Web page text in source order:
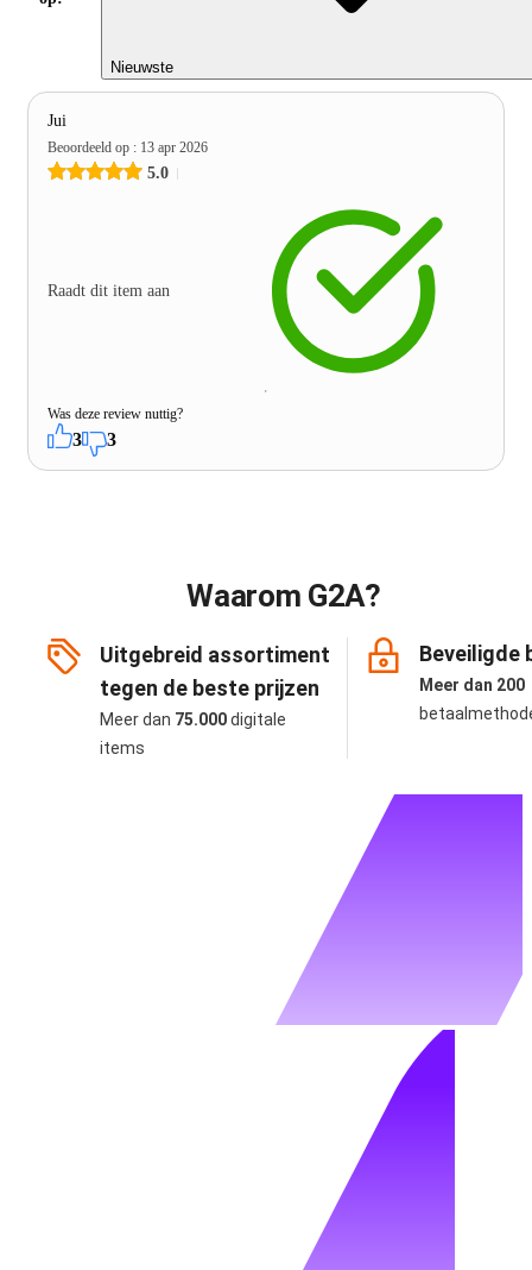
Nieuwste
Jui
Beoordeeld op : 13 apr 2026
5.0
Raadt dit item aan
Was deze review nuttig?
3 3
Waarom G2A?
Uitgebreid assortiment
tegen de beste prijzen
Meer dan 75.000digitale
items
Beveiligde
Meer dan 200